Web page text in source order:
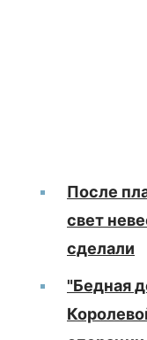
После
свет
сделали
"Бедная